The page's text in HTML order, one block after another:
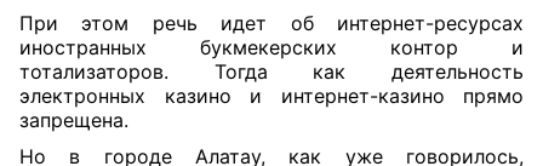
При этом речь идет об интернет-ресурсах
иностранных букмекерских контор и
тотализаторов. Тогда как деятельность
электронных казино и интернет-казино прямо
запрещена.
Но в городе Алатау, как уже говорилось,